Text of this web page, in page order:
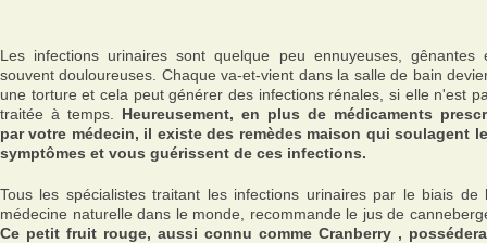
Les infections urinaires sont quelque peu ennuyeuses, gênantes
souvent douloureuses. Chaque va-et-vient dans la salle de bain
une torture et cela peut générer des infections rénales, si elle n'est
traitée à temps. Heureusement, en plus de médicaments
par votre médecin, il existe des remèdes maison qui soulagent
symptômes et vous guérissent de ces infections.
Tous les spécialistes traitant les infections urinaires par le biais de
médecine naturelle dans le monde, recommande le jus de
Ce petit fruit rouge, aussi connu comme Cranberry ,